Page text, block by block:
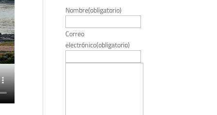
Nombre(obligatorio)
Correo
electrónico(obligatorio)